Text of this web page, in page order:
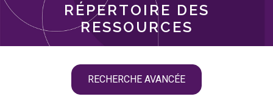
langue
RÉPERTOIRE DES
RESSOURCES
RECHERCHE AVANCÉE